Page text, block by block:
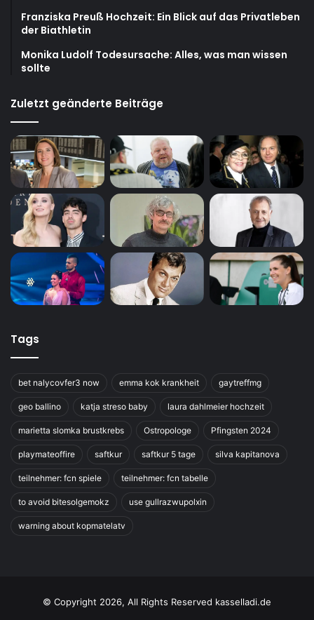
Franziska Preuß Hochzeit: Ein Blick auf das Privatleben
der Biathletin
Monika Ludolf Todesursache: Alles, was man wissen
sollte
Zuletzt geänderte Beiträge
Tags
bet nalycovfer3 now emma kok krankheit gaytreffmg
geo ballino katja streso baby laura dahlmeier hochzeit
marietta slomka brustkrebs Ostropologe Pfingsten 2024
playmateoffire saftkur saftkur 5 tage silva kapitanova
teilnehmer: fcn spiele teilnehmer: fcn tabelle
to avoid bitesolgemokz use gullrazwupolxin
warning about kopmatelatv
© Copyright 2026, All Rights Reserved kasselladi.de